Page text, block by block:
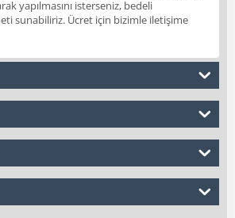
yapılmasını isterseniz, bedeli
sunabiliriz. Ücret için bizimle iletişime